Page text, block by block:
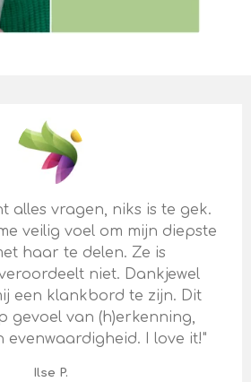
alles vragen, niks is te gek.
veilig voel om mijn diepste
haar te delen. Ze is
niet. Dankjewel
een klankbord te zijn. Dit
gevoel van (h)erkenning,
evenwaardigheid. I love it!"
Ilse P.